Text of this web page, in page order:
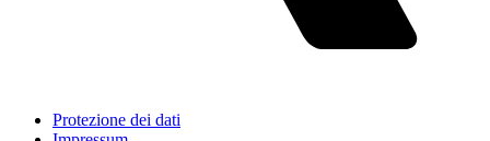
Protezione dei dati